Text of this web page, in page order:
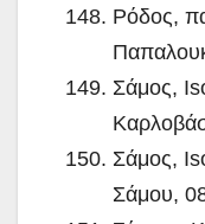
Ρόδος,
Σάμος,
Σάμος,
Σάμου,